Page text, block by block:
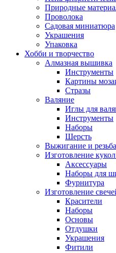
Природные
Проволока
Садовая миниатюра
Украшения
Упаковка
Хобби и творчество
Алмазная вышивка
Инструменты
Картины
Стразы
Валяние
Иглы для
Инструменты
Наборы
Шерсть
Выжигание и
Изготовление
Аксессуары
Наборы для
Фурнитура
Изготовление
Красители
Наборы
Основы
Отдушки
Украшения
Фитили